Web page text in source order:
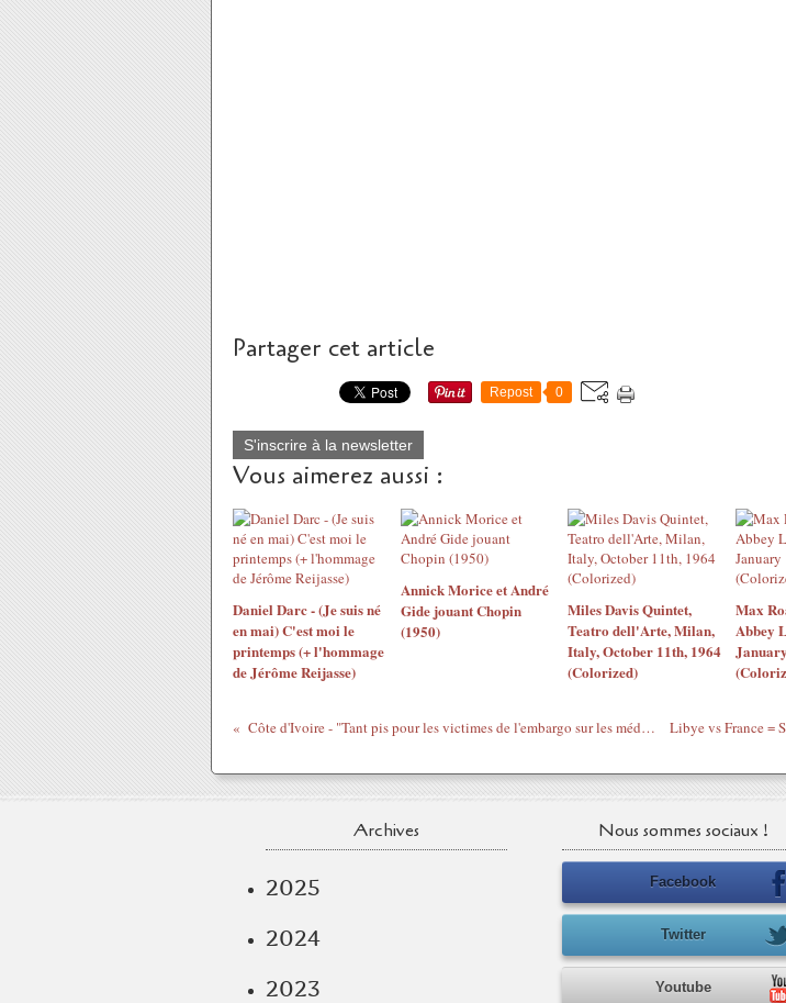
Partager cet article
Repost 0
S'inscrire à la newsletter
Vous aimerez aussi :
Daniel Darc - (Je suis né
en mai) C'est moi le
printemps (+ l'hommage
de Jérôme Reijasse)
Annick Morice et André
Gide jouant Chopin
(1950)
Miles Davis Quintet,
Teatro dell'Arte, Milan,
Italy, October 11th, 1964
(Colorized)
Max
Abbey
Côte d'Ivoire - "Tant pis pour les victimes de l'embargo sur les médicaments" - Brigitte Kuyo & Désiré Bibi - Paris 16/03/2011
Archives
2025
2024
2023
Nous sommes sociaux !
Facebook
Twitter
Youtube